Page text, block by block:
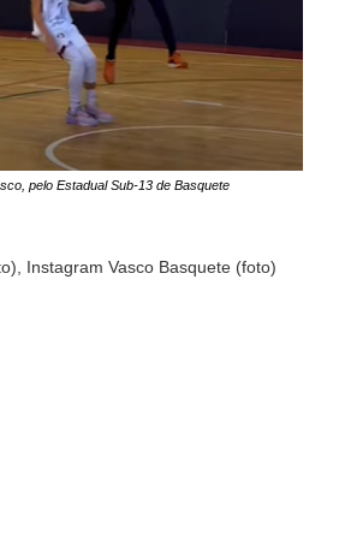
pelo Estadual Sub-13 de Basquete
Instagram Vasco Basquete (foto)